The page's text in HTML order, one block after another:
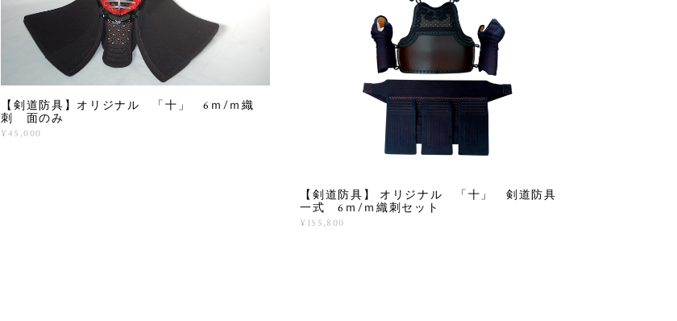
【剣道防具】オリジナル 「十」 6ｍ/ｍ織
刺 面のみ
¥45,000
【剣道防具】 オリジナル 「十」 剣道防具
一式 6ｍ/ｍ織刺セット
¥155,800